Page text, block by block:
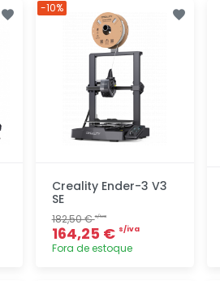
rapidamente
Creality Ender-3 V3
SE
182,50 €s/iva
164,25 € s/iva
Fora de estoque
-10%